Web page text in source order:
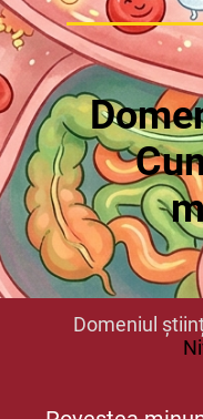
Domeniul